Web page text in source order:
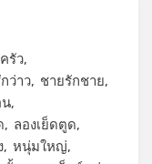
รัว
ว่าว
ชายรักชาย
น
ลองเย็ดตูด
หนุ่มใหญ่